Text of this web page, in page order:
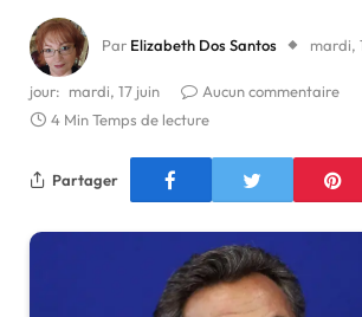
Par Elizabeth Dos Santos mardi,
jour: mardi, 17 juin
Aucun commentaire
4 Min Temps de lecture
Partager